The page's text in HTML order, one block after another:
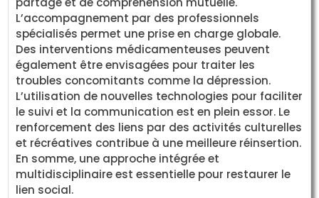
L’accompagnement par des professionnels
spécialisés permet une prise en charge globale.
Des interventions médicamenteuses peuvent
également être envisagées pour traiter les
troubles concomitants comme la dépression.
L’utilisation de nouvelles technologies pour faciliter
le suivi et la communication est en plein essor. Le
renforcement des liens par des activités culturelles
et récréatives contribue à une meilleure réinsertion.
En somme, une approche intégrée et
multidisciplinaire est essentielle pour restaurer le
lien social.